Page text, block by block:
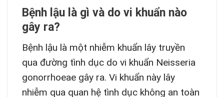
Bệnh lậu là gì và do vi khuẩn nào
gây ra?
Bệnh lậu là một nhiễm khuẩn lây truyền
qua đường tình dục do vi khuẩn Neisseria
gonorrhoeae gây ra. Vi khuẩn này lây
nhiễm qua quan hệ tình dục không an toàn